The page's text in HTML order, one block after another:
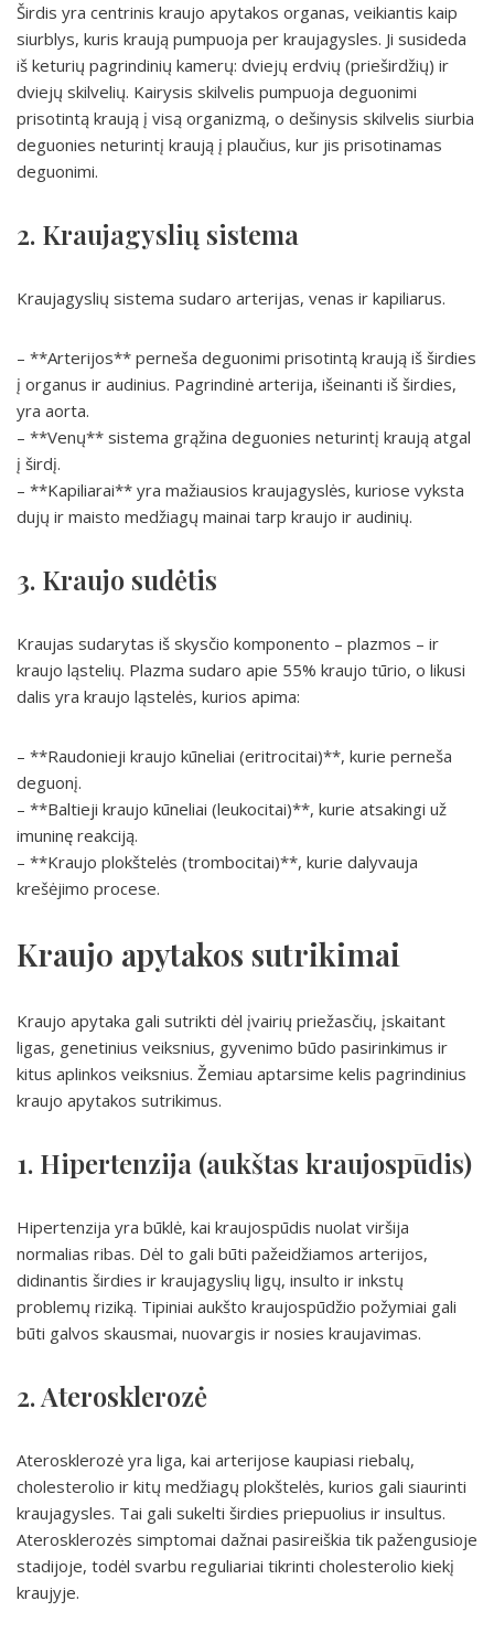
Širdis yra centrinis kraujo apytakos organas, veikiantis kaip
siurblys, kuris kraują pumpuoja per kraujagysles. Ji susideda
iš keturių pagrindinių kamerų: dviejų erdvių (prieširdžių) ir
dviejų skilvelių. Kairysis skilvelis pumpuoja deguonimi
prisotintą kraują į visą organizmą, o dešinysis skilvelis siurbia
deguonies neturintį kraują į plaučius, kur jis prisotinamas
deguonimi.
2. Kraujagyslių sistema
Kraujagyslių sistema sudaro arterijas, venas ir kapiliarus.
– **Arterijos** perneša deguonimi prisotintą kraują iš širdies
į organus ir audinius. Pagrindinė arterija, išeinanti iš širdies,
yra aorta.
– **Venų** sistema grąžina deguonies neturintį kraują atgal
į širdį.
– **Kapiliarai** yra mažiausios kraujagyslės, kuriose vyksta
dujų ir maisto medžiagų mainai tarp kraujo ir audinių.
3. Kraujo sudėtis
Kraujas sudarytas iš skysčio komponento – plazmos – ir
kraujo ląstelių. Plazma sudaro apie 55% kraujo tūrio, o likusi
dalis yra kraujo ląstelės, kurios apima:
– **Raudonieji kraujo kūneliai (eritrocitai)**, kurie perneša
deguonį.
– **Baltieji kraujo kūneliai (leukocitai)**, kurie atsakingi už
imuninę reakciją.
– **Kraujo plokštelės (trombocitai)**, kurie dalyvauja
krešėjimo procese.
Kraujo apytakos sutrikimai
Kraujo apytaka gali sutrikti dėl įvairių priežasčių, įskaitant
ligas, genetinius veiksnius, gyvenimo būdo pasirinkimus ir
kitus aplinkos veiksnius. Žemiau aptarsime kelis pagrindinius
kraujo apytakos sutrikimus.
1. Hipertenzija (aukštas kraujospūdis)
Hipertenzija yra būklė, kai kraujospūdis nuolat viršija
normalias ribas. Dėl to gali būti pažeidžiamos arterijos,
didinantis širdies ir kraujagyslių ligų, insulto ir inkstų
problemų riziką. Tipiniai aukšto kraujospūdžio požymiai gali
būti galvos skausmai, nuovargis ir nosies kraujavimas.
2. Aterosklerozė
Aterosklerozė yra liga, kai arterijose kaupiasi riebalų,
cholesterolio ir kitų medžiagų plokštelės, kurios gali siaurinti
kraujagysles. Tai gali sukelti širdies priepuolius ir insultus.
Aterosklerozės simptomai dažnai pasireiškia tik pažengusioje
stadijoje, todėl svarbu reguliariai tikrinti cholesterolio kiekį
kraujyje.